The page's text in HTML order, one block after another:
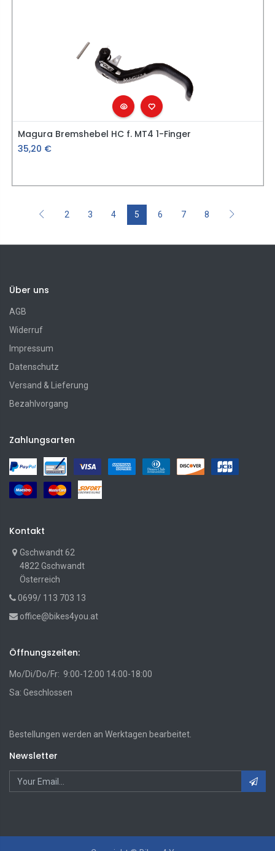
Magura Bremshebel HC f. MT4 1-Finger
35,20 €
2 3 4 5 6 7 8
Über uns
AGB
Widerruf
Impressum
Datenschutz
Versand & Lieferung
Bezahlvorgang
Zahlungsarten
Kontakt
Gschwandt 62
4822 Gschwandt
Österreich
0699/ 113 703 13
office@bikes4you.at
Öffnungszeiten:
Mo/Di/Do/Fr: 9:00-12:00 14:00-18:00
Sa: Geschlossen
Bestellungen werden an Werktagen bearbeitet.
Newsletter